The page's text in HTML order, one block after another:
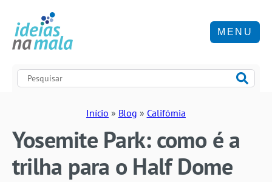
MENU
Início » Blog » Califórnia
Yosemite Park: como é a
trilha para o Half Dome